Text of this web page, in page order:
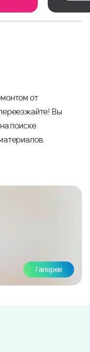
от
Вы
поиске
Галерея